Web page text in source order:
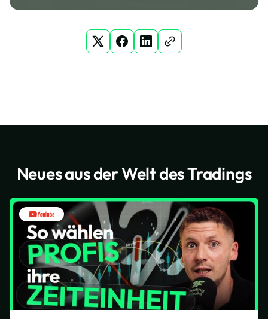
Neues aus der Welt des Tradings